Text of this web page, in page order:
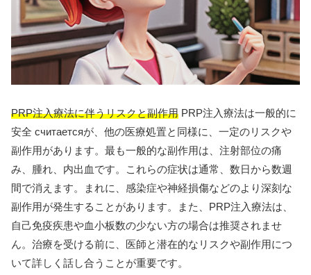
PRP注入療法に伴うリスクと副作用 PRP注入療法は一般的に
安全 считаетсяが、他の医療処置と同様に、一定のリスクや
副作用があります。最も一般的な副作用は、注射部位の痛
み、腫れ、内出血です。これらの症状は通常、数日から数週
間で消えます。まれに、感染症や神経損傷などのより深刻な
副作用が発生することがあります。また、PRP注入療法は、
自己免疫疾患や血小板数の少ない方の場合は推奨されませ
ん。治療を受ける前に、医師と潜在的なリスクや副作用につ
いて詳しく話し合うことが重要です。